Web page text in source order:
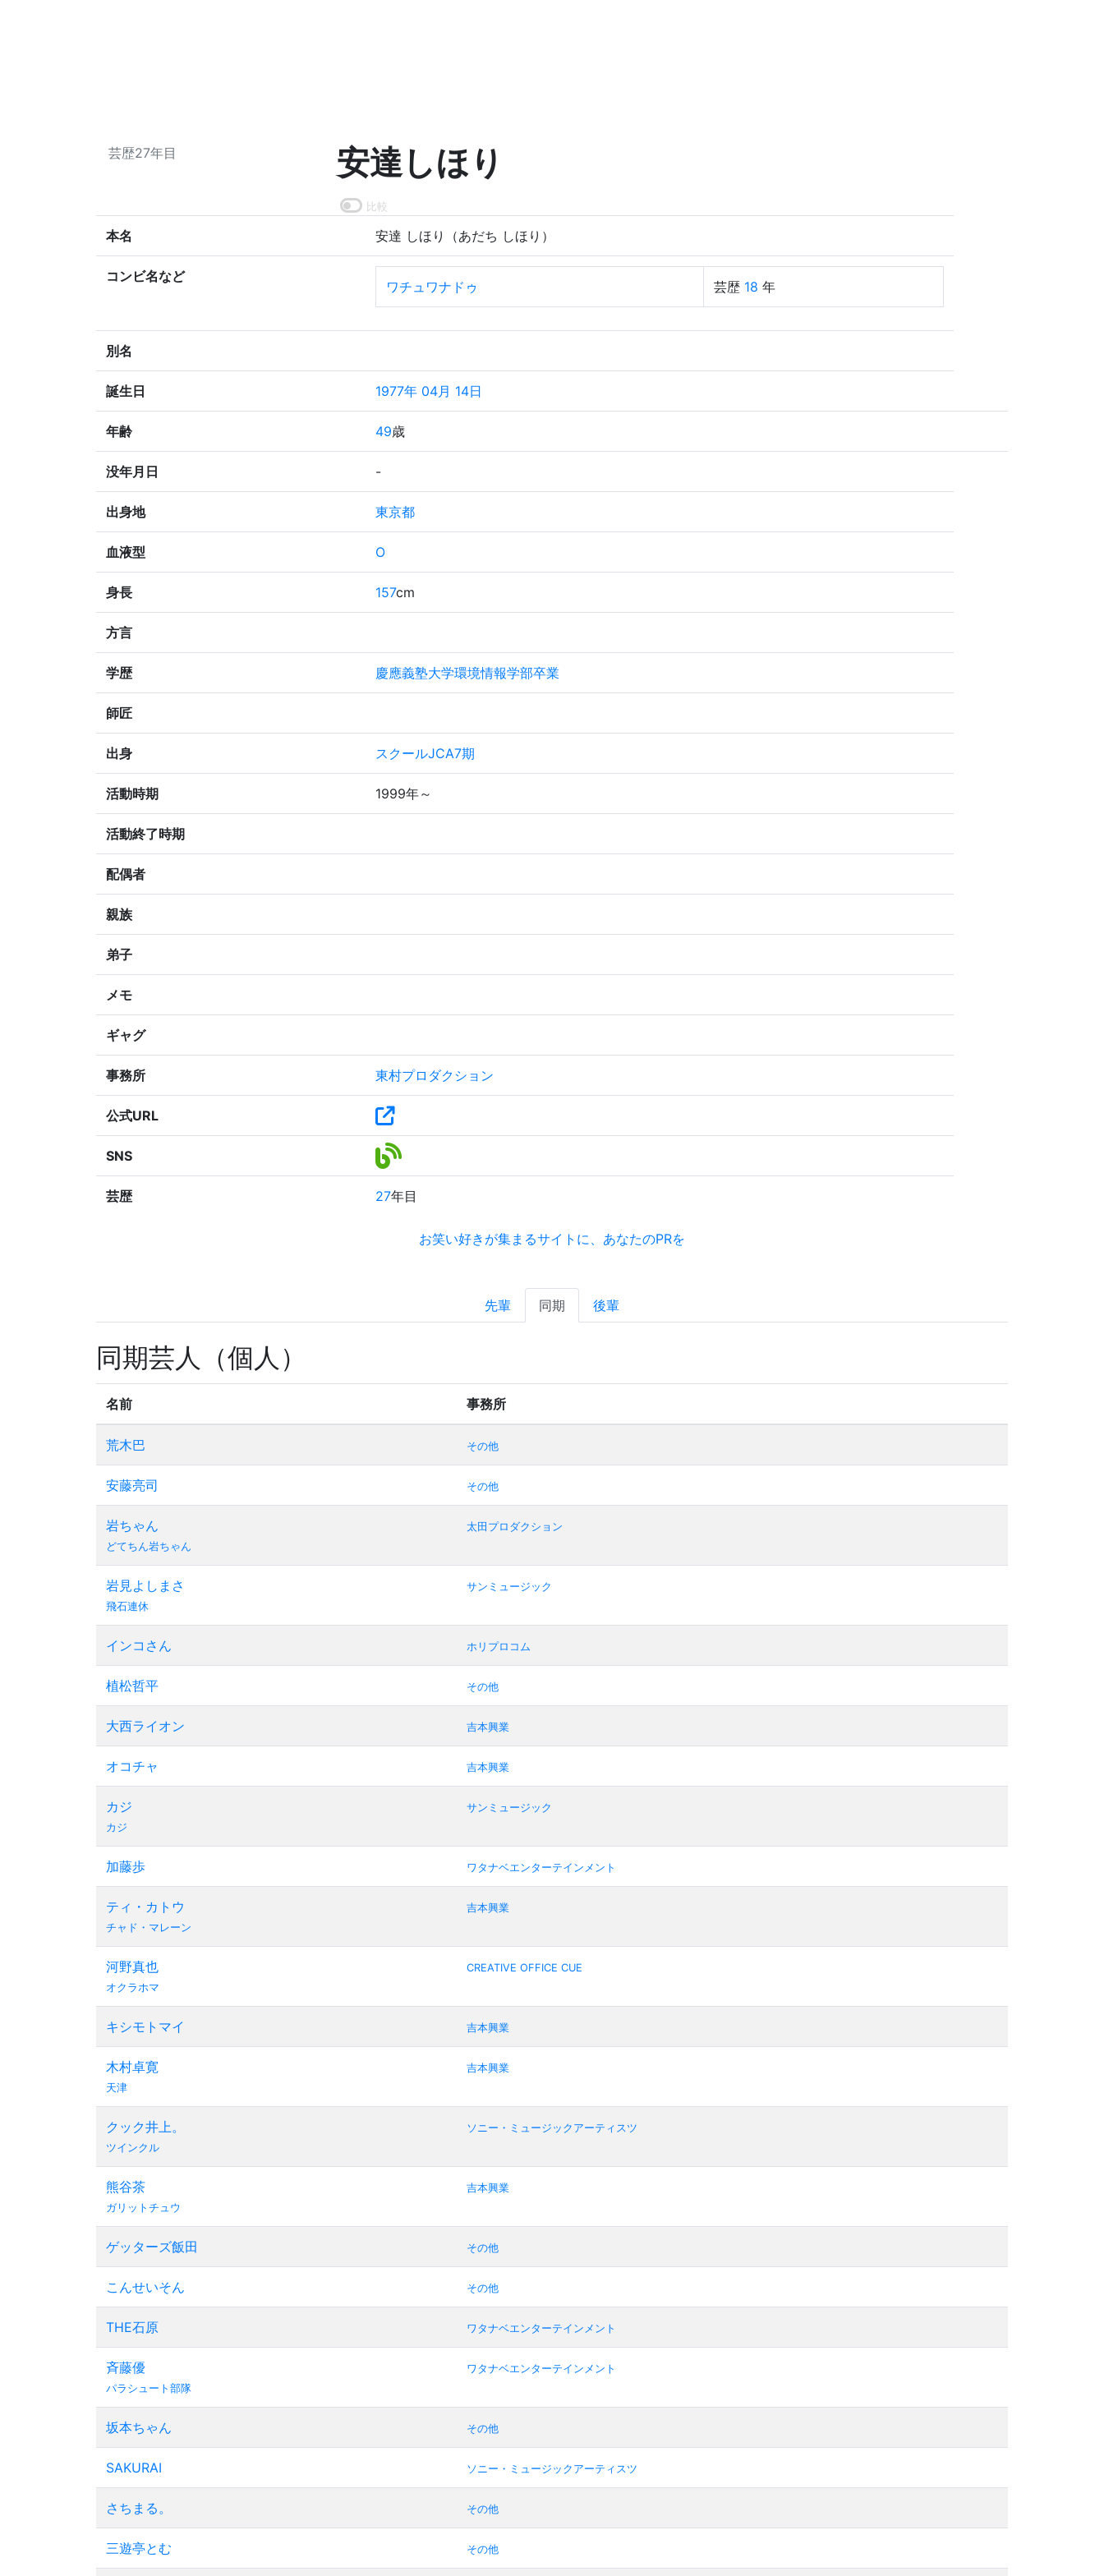
芸歴27年目 安達しほり
比較
本名 安達 しほり（あだち しほり）
コンビ名など
ワチュワナドゥ 芸歴 18 年
別名
誕生日 1977年 04月 14日
年齢 49歳
没年月日 -
出身地 東京都
血液型 O
身長 157cm
方言
学歴 慶應義塾大学環境情報学部卒業
師匠
出身 スクールJCA7期
活動時期 1999年～
活動終了時期
配偶者
親族
弟子
メモ
ギャグ
事務所 東村プロダクション
公式URL
SNS
芸歴 27年目
お笑い好きが集まるサイトに、あなたのPRを
先輩 同期 後輩
同期芸人（個人）
名前 事務所
荒木巴 その他
安藤亮司 その他
岩ちゃん
どてちん岩ちゃん
太田プロダクション
岩見よしまさ
飛石連休
サンミュージック
インコさん ホリプロコム
植松哲平 その他
大西ライオン 吉本興業
オコチャ 吉本興業
カジ
カジ
サンミュージック
加藤歩 ワタナベエンターテインメント
ティ・カトウ
チャド・マレーン
吉本興業
河野真也
オクラホマ
CREATIVE OFFICE CUE
キシモトマイ 吉本興業
木村卓寛
天津
吉本興業
クック井上。
ツインクル
ソニー・ミュージックアーティスツ
熊谷茶
ガリットチュウ
吉本興業
ゲッターズ飯田 その他
こんせいそん その他
THE石原 ワタナベエンターテインメント
斉藤優
パラシュート部隊
ワタナベエンターテインメント
坂本ちゃん その他
SAKURAI ソニー・ミュージックアーティスツ
さちまる。 その他
三遊亭とむ その他